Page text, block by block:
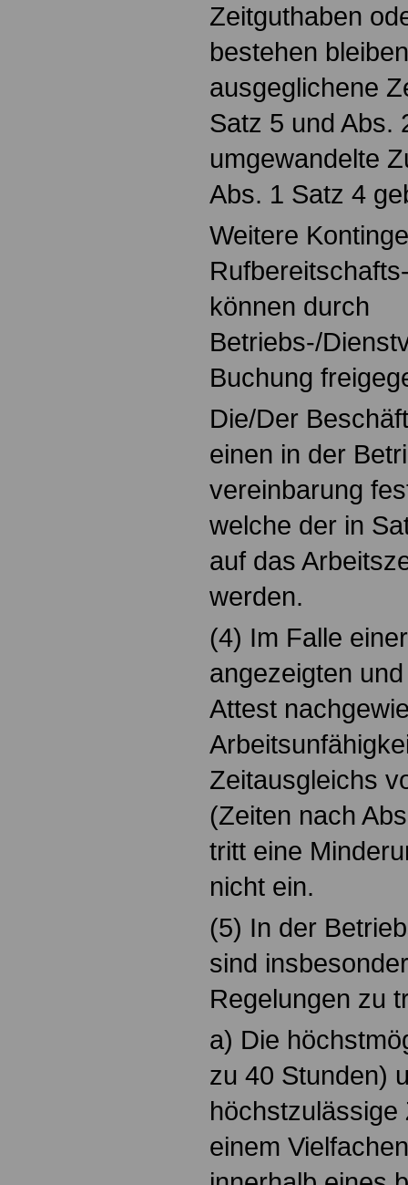
Zeitguthaben
bestehen
ausgeglichene
Satz 5 und Abs.
umgewandelte
Abs. 1 Satz 4
Weitere
können durch
Betriebs-/
Buchung
Die/Der
einen in der
vereinbarung
welche der in
auf das
werden.
(4) Im Falle
angezeigten
Attest
Zeitausgleichs
(Zeiten nach
tritt eine
nicht ein.
(5) In der
sind
Regelungen zu
a) Die
zu 40 Stunden)
einem